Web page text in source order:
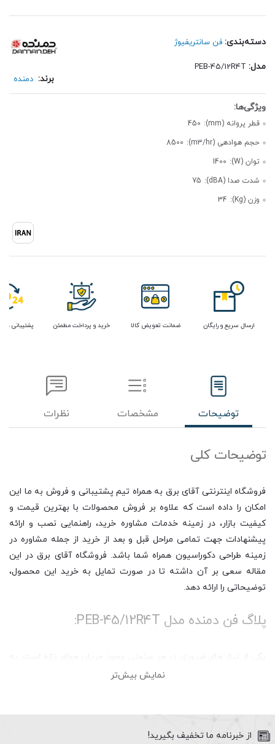
دسته‌بندی: فن سانتریفیوژ
مدل:
برند: دمنده
قطر پروانه (mm):
450
حجم هوادهی (m3/hr):
8500
توان (W):
1400
شدت صدا (dBA):
75
وزن (Kg):
34
ارسال سریع و رایگان ضمانت تعویض کالا خرید و پرداخت مطمئن پشتیبانی
توضیحات مشخصات نظرات
توضیحات کلی
فروشگاه اینترنتی آقای برق به همراه تیم پشتیبانی و فروش به ما این
امکان را داده است که علاوه بر فروش محصولات با بهترین قیمت و
کیفیت بازار، در زمینه خدمات مشاوره خرید، راهنمایی نصب و ارائه
پیشنهادات جهت تمامی مراحل قبل و بعد از خرید از جمله مشاوره در
زمینه طراحی دکوراسیون همراه شما باشد. فروشگاه آقای برق در این
مقاله سعی بر آن داشته تا در صورت تمایل به خرید این محصول،
توضیحاتی را ارائه دهد.
پلاگ فن دمنده مدل PEB-45/12R4T:
همین منظور برای تخلیه گاز ،گرد و غبار و یا ورود هوای تازه از هواکش
که با استقبال زیادی قرار گرفته است. ساختار این فن ها همانند فن
نمایش بیش‌تر
از خبرنامه ما تخفیف بگیرید!